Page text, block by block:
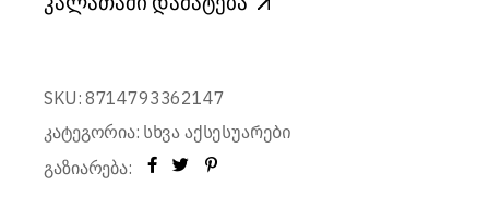
SKU: 8714793362147
კატეგორია: სხვა აქსესუარები
გაზიარება: